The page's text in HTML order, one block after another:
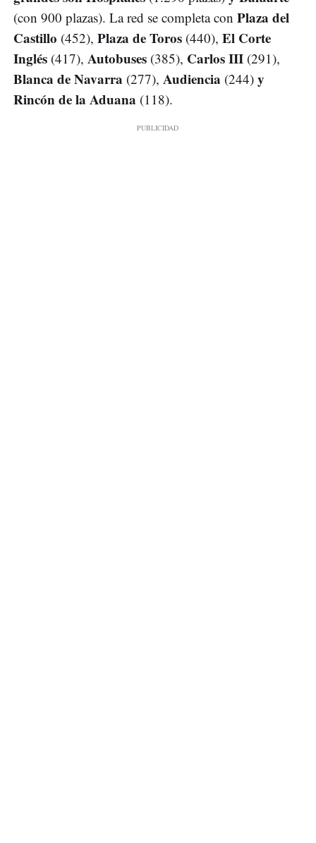
(con 900 plazas). La red se completa con Plaza del
Castillo (452), Plaza de Toros (440), El Corte
Inglés (417), Autobuses (385), Carlos III (291),
Blanca de Navarra (277), Audiencia (244) y
Rincón de la Aduana (118).